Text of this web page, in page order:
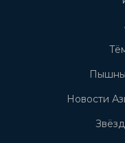
Новости